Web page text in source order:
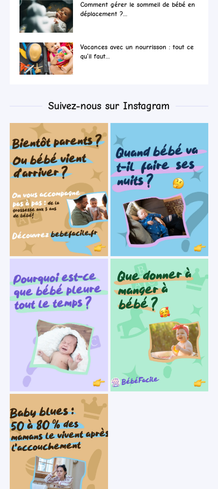
Comment gérer le sommeil de bébé en
déplacement ?...
Vacances avec un nourrisson : tout ce
qu’il faut...
Suivez-nous sur Instagram